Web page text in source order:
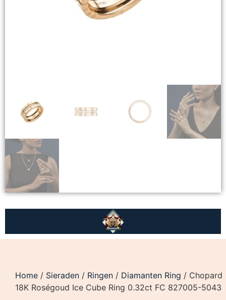
Home / Sieraden / Ringen / Diamanten Ring / Chopard
18K Roségoud Ice Cube Ring 0.32ct FC 827005-5043